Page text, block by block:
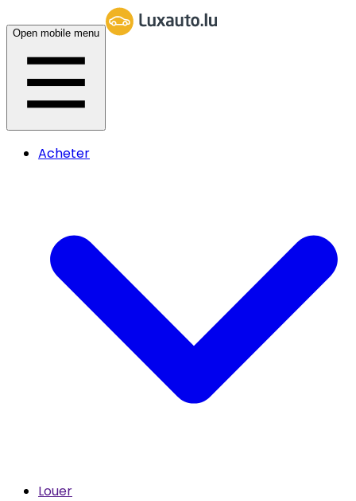
Open mobile menu
Acheter
Louer